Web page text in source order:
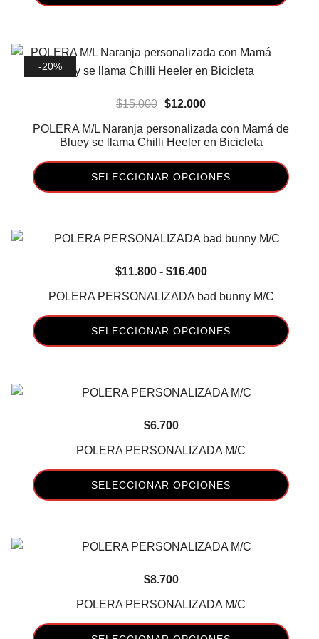
pueden
la
de
$14.180.$8.453.
tiene
múltiples
Las
opciones
se
pueden
elegir
página
producto
-20%
$15.000 El
precio
original
era:
$15.000.
$12.000El
precio
actual
es:
$12.000.
POLERA M/L Naranja personalizada con Mamá de
Bluey se llama Chilli Heeler en Bicicleta
SELECCIONAR OPCIONES
tiene
variantes.
Las
se
pueden
en
página
$11.800 - $16.400Rango
de
desde
$11.800
POLERA PERSONALIZADA bad bunny M/C
SELECCIONAR OPCIONES
tiene
variantes.
Las
se
pueden
en
página
$6.700
POLERA PERSONALIZADA M/C
SELECCIONAR OPCIONES
tiene
variantes.
Las
$8.700
POLERA PERSONALIZADA M/C